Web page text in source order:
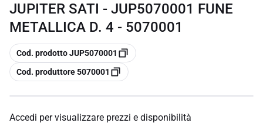
JUPITER SATI - JUP5070001 FUNE
METALLICA D. 4 - 5070001
copia
Cod. prodotto JUP5070001
copia
Cod. produttore 5070001
Accedi per visualizzare prezzi e disponibilità